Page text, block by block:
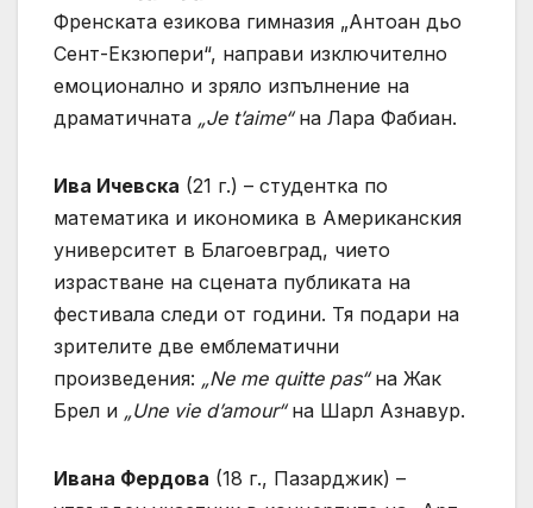
Френската езикова гимназия „Антоан дьо
Сент-Екзюпери“, направи изключително
емоционално и зряло изпълнение на
драматичната „Je t’aime“на Лара Фабиан.
Ива Ичевска (21 г.) – студентка по
математика и икономика в Американския
университет в Благоевград, чието
израстване на сцената публиката на
фестивала следи от години. Тя подари на
зрителите две емблематични
произведения: „Ne me quitte pas“на Жак
Брел и „Une vie d’amour“на Шарл Азнавур.
Ивана Фердова (18 г., Пазарджик) –